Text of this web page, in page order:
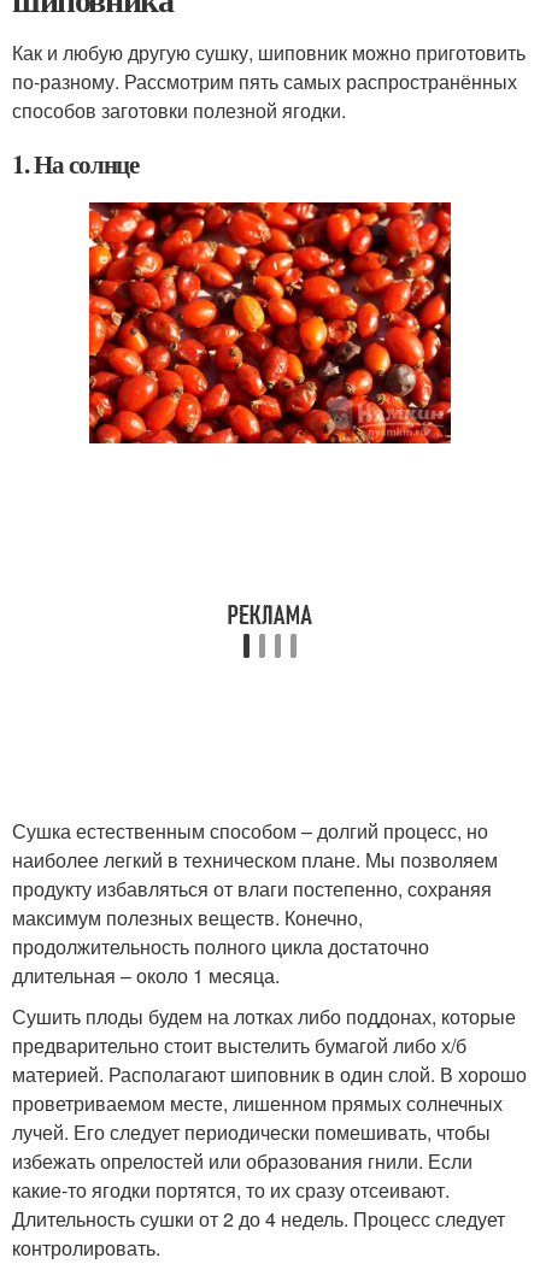
Как и любую другую сушку, шиповник можно приготовить
по-разному. Рассмотрим пять самых распространённых
способов заготовки полезной ягодки.
1. На солнце
Сушка естественным способом – долгий процесс, но
наиболее легкий в техническом плане. Мы позволяем
продукту избавляться от влаги постепенно, сохраняя
максимум полезных веществ. Конечно,
продолжительность полного цикла достаточно
длительная – около 1 месяца.
Сушить плоды будем на лотках либо поддонах, которые
предварительно стоит выстелить бумагой либо х/б
материей. Располагают шиповник в один слой. В хорошо
проветриваемом месте, лишенном прямых солнечных
лучей. Его следует периодически помешивать, чтобы
избежать опрелостей или образования гнили. Если
какие-то ягодки портятся, то их сразу отсеивают.
Длительность сушки от 2 до 4 недель. Процесс следует
контролировать.